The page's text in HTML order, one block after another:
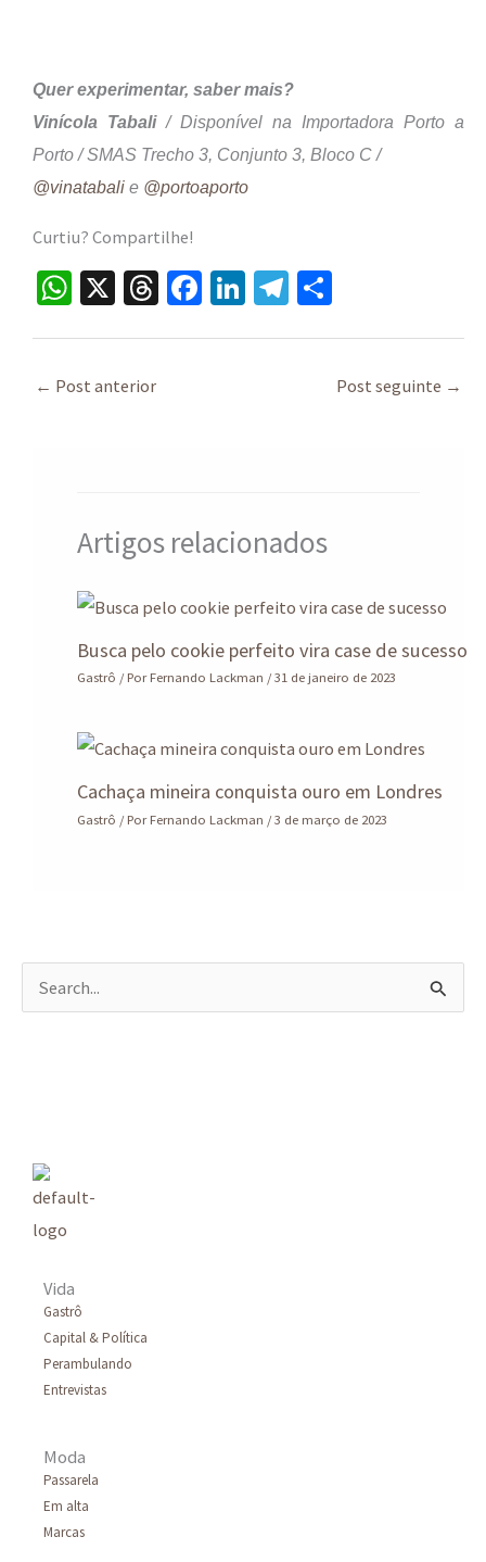
Quer experimentar, saber mais?
Vinícola Tabali/ Disponível na Importadora Porto a
Porto / SMAS Trecho 3, Conjunto 3, Bloco C /
@vinatabali e @portoaporto
Curtiu? Compartilhe!
W
sA
X
T
Fa Li Te
e
← Post anterior Post seguinte →
Artigos relacionados
Busca pelo cookie perfeito vira case de sucesso
Gastrô / PorFernando Lackman /31 de janeiro de 2023
Cachaça mineira conquista ouro em Londres
Gastrô / PorFernando Lackman /3 de março de 2023
Vida
Gastrô
Capital & Política
Perambulando
Entrevistas
Moda
Passarela
Em alta
Marcas